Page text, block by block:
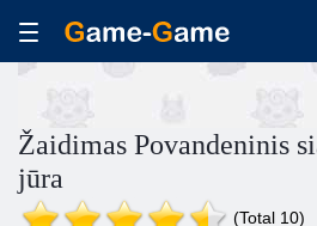
Žaidimas Povandeninis
jūra
(Total 10)